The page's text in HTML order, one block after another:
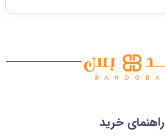
راهنمای خرید